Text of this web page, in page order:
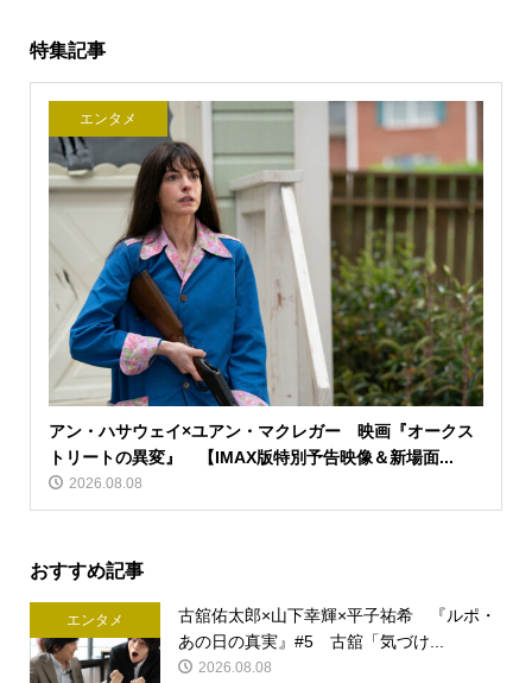
特集記事
エンタメ
アン・ハサウェイ×ユアン・マクレガー 映画『オークス
トリートの異変』 【IMAX版特別予告映像＆新場面...
2026.08.08
おすすめ記事
エンタメ
古舘佑太郎×山下幸輝×平子祐希 『ルポ・
あの日の真実』#5 古舘「気づけ...
2026.08.08